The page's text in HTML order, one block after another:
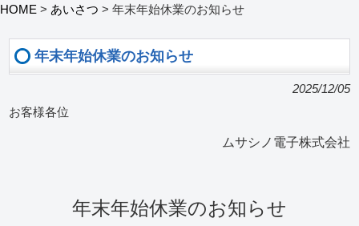
HOME > あいさつ > 年末年始休業のお知らせ
年末年始休業のお知らせ
2025/12/05
お客様各位
ムサシノ電子株式会社
年末年始休業のお知らせ